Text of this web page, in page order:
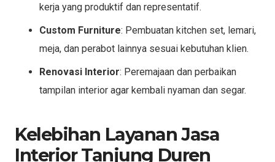
kerja yang produktif dan representatif.
Custom Furniture: Pembuatan kitchen set, lemari,
meja, dan perabot lainnya sesuai kebutuhan klien.
Renovasi Interior: Peremajaan dan perbaikan
tampilan interior agar kembali nyaman dan segar.
Kelebihan Layanan Jasa
Interior Tanjung Duren